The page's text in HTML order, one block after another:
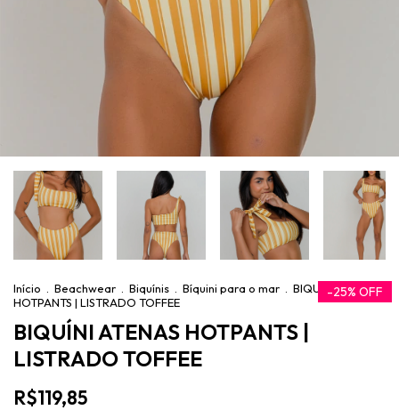
Início Beachwear Biquínis Bíquini para o mar
BIQUÍNI ATENAS
HOTPANTS | LISTRADO TOFFEE
BIQUÍNI ATENAS HOTPANTS |
LISTRADO TOFFEE
R$119,85
-25% OFF